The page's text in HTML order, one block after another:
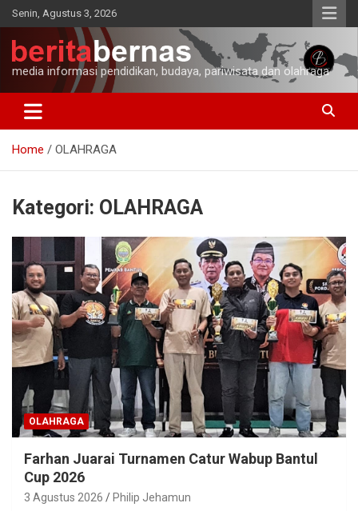
Skip
to
content
Senin, Agustus 3, 2026
media informasi pendidikan, budaya, pariwisata dan olahraga
Home OLAHRAGA
Kategori: OLAHRAGA
OLAHRAGA
Farhan Juarai Turnamen Catur Wabup Bantul
Cup 2026
3 Agustus 2026 Philip Jehamun